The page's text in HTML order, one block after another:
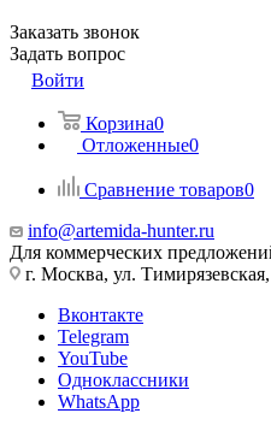
Заказать звонок
Задать вопрос
Войти
Корзина0
Отложенные0
Сравнение товаров0
info@artemida-hunter.ru
Для коммерческих
г. Москва, ул.
Вконтакте
Telegram
YouTube
Одноклассники
WhatsApp